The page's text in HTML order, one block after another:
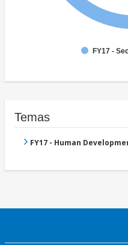
FY17 -
Temas
FY17 - Human